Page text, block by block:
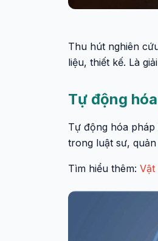
Thu hút nghiên
liệu, thiết kế. Là
Tự động
Tự động hóa
trong luật sư,
Tìm hiểu thêm: Vật